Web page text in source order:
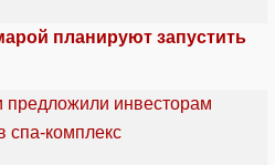
планируют запустить